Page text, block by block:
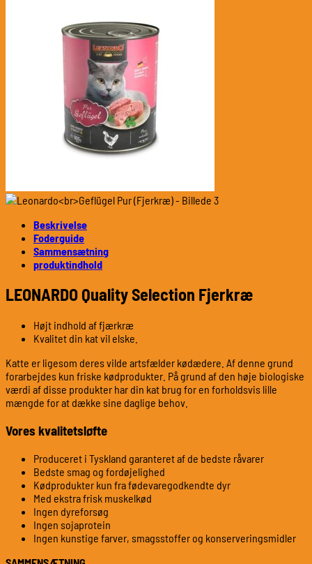
Beskrivelse
Foderguide
Sammensætning
produktindhold
LEONARDO Quality Selection Fjerkræ
Højt indhold af fjærkræ
Kvalitet din kat vil elske.
Katte er ligesom deres vilde artsfælder kødædere. Af denne grund
forarbejdes kun friske kødprodukter. På grund af den høje biologiske
værdi af disse produkter har din kat brug for en forholdsvis lille
mængde for at dække sine daglige behov.
Vores kvalitetsløfte
Produceret i Tyskland garanteret af de bedste råvarer
Bedste smag og fordøjelighed
Kødprodukter kun fra fødevaregodkendte dyr
Med ekstra frisk muskelkød
Ingen dyreforsøg
Ingen sojaprotein
Ingen kunstige farver, smagsstoffer og konserveringsmidler